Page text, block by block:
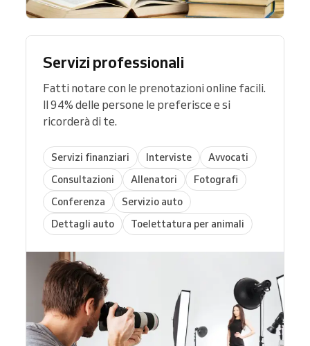
Servizi professionali
Fatti notare con le prenotazioni online facili.
Il 94% delle persone le preferisce e si
ricorderà di te.
Servizi finanziari Interviste
Avvocati
Consultazioni
Allenatori
Fotografi
Conferenza
Servizio auto
Dettagli auto
Toelettatura per animali